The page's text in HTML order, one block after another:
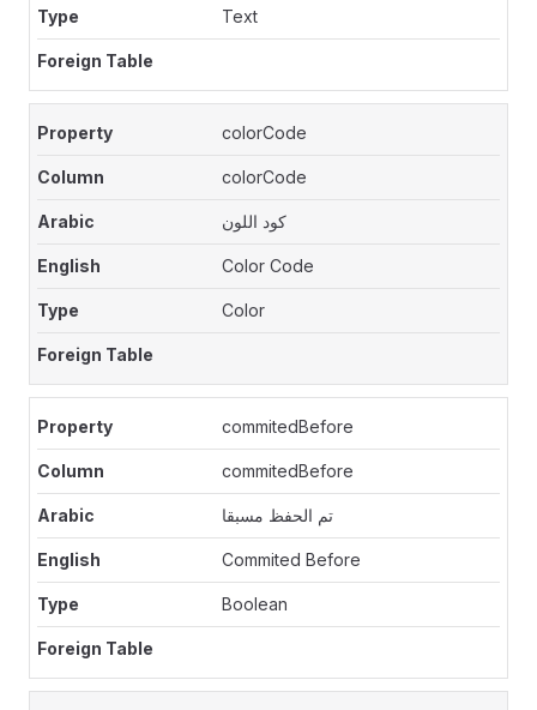
Text
colorCode
colorCode
كود اللون
Color Code
Color
commitedBefore
commitedBefore
تم الحفظ مسبقا
Commited Before
Boolean